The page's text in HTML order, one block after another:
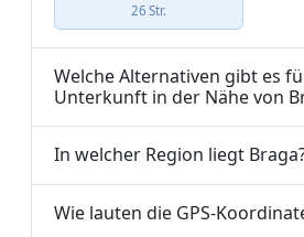
26 Str.
Welche Alternativen gibt es
Unterkunft in der Nähe von
In welcher Region liegt
Wie lauten die GPS-